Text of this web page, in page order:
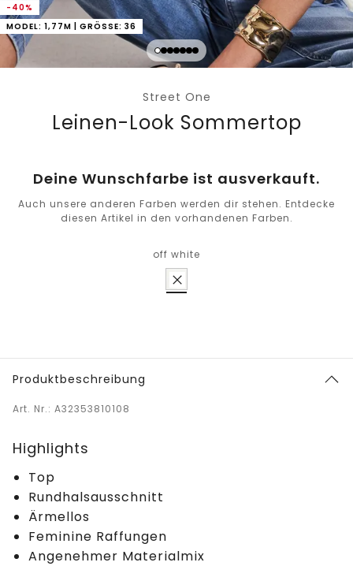
-40%
MODEL: 1,77M | GRÖSSE: 36
Street One
Leinen-Look Sommertop
Deine Wunschfarbe ist ausverkauft.
Auch unsere anderen Farben werden dir stehen. Entdecke
diesen Artikel in den vorhandenen Farben.
off white
Produktbeschreibung
Art. Nr.: A32353810108
Highlights
Top
Rundhalsausschnitt
Ärmellos
Feminine Raffungen
Angenehmer Materialmix